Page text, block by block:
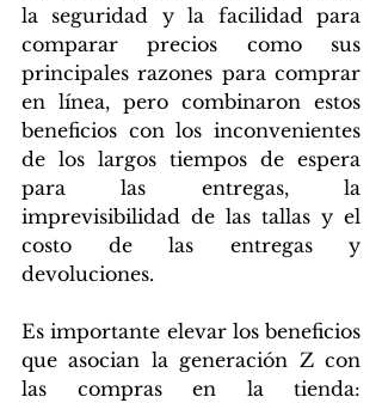
la seguridad y la facilidad para
comparar precios como sus
principales razones para comprar
en línea, pero combinaron estos
beneficios con los inconvenientes
de los largos tiempos de espera
para las entregas, la
imprevisibilidad de las tallas y el
costo de las entregas y
devoluciones.
Es importante elevar los beneficios
que asocian la generación Z con
las compras en la tienda: